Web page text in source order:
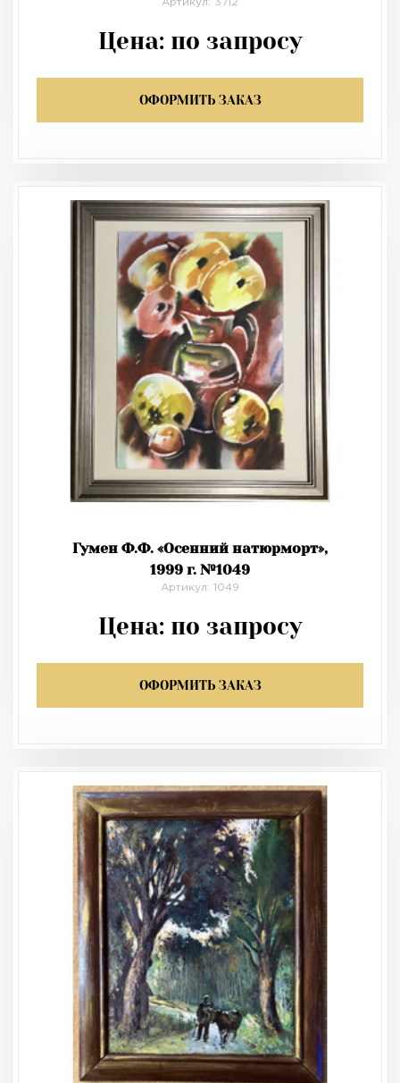
Артикул: 3712
Цена: по запросу
ОФОРМИТЬ ЗАКАЗ
Гумен Ф.Ф. «Осенний натюрморт»,
1999 г. №1049
Артикул: 1049
Цена: по запросу
ОФОРМИТЬ ЗАКАЗ